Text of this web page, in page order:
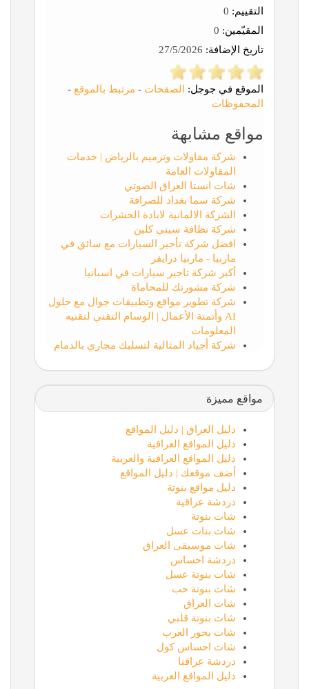
التقييم:
المقيّمين:
تاريخ الإضافة:
الموقع في جوجل: الصفحات - مرتبط بالموقع -
المحفوظات
مواقع مشابهة
شركة مقاولات وترميم بالرياض | خدمات
المقاولات العامة
شات انستا العراق الصوتي
شركة سما بغداد للصرافة
الشركة الالمانية لابادة الحشرات
شركة نظافة سيتي كلين
افضل شركة تأجير السيارات مع سائق في
ماربيا - ماربيا درايفر
أكبر شركة تاجير سيارات في اسبانيا
شركة مشورتك للمحاماة
شركة تطوير مواقع وتطبيقات جوال مع حلول
AI وأتمتة الأعمال | الوسام التقني لتقنيه
المعلومات
شركة أجياد المثالية لتسليك مجاري بالدمام
مواقع مميزة
دليل العراق | دليل المواقع
دليل المواقع العراقية
دليل المواقع العراقية والعربية
أضف موقعك | دليل المواقع
دليل مواقع بنوتة
دردشة عراقية
شات بنوتة
شات بنات عسل
شات موسيقى العراق
دردشة احساس
شات بنوتة عسل
شات بنوتة حب
شات العراق
شات بنوتة قلبي
شات بحور العرب
شات احساس كول
دردشة عراقنا
دليل المواقع العربية